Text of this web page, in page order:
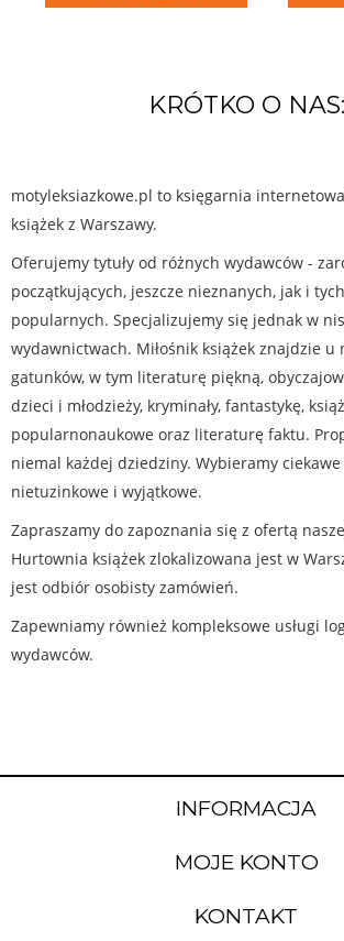
KRÓTKO O NAS:
motyleksiazkowe.pl to księgarnia
książek z Warszawy.
Oferujemy tytuły od różnych wydawców -
początkujących, jeszcze nieznanych, jak i
popularnych. Specjalizujemy się jednak w
wydawnictwach. Miłośnik książek znajdzie u
gatunków, w tym literaturę piękną,
dzieci i młodzieży, kryminały, fantastykę,
popularnonaukowe oraz literaturę faktu.
niemal każdej dziedziny. Wybieramy ciekawe
nietuzinkowe i wyjątkowe.
Zapraszamy do zapoznania się z ofertą
Hurtownia książek zlokalizowana jest w
jest odbiór osobisty zamówień.
Zapewniamy również kompleksowe usługi
wydawców.
INFORMACJA
MOJE KONTO
KONTAKT